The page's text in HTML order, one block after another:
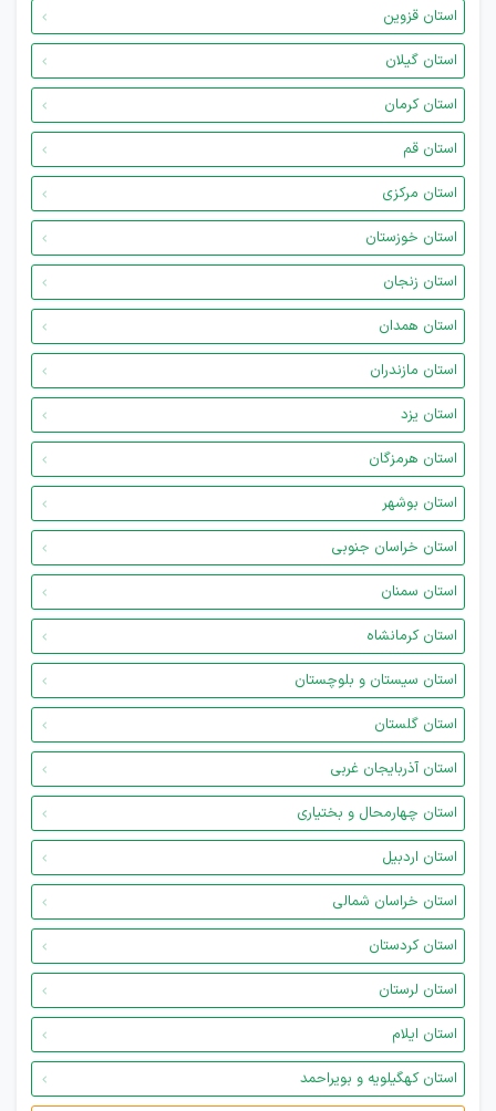
استان قزوین
استان گیلان
استان کرمان
استان قم
استان مرکزی
استان خوزستان
استان زنجان
استان همدان
استان مازندران
استان یزد
استان هرمزگان
استان بوشهر
استان خراسان جنوبی
استان سمنان
استان کرمانشاه
استان سیستان و بلوچستان
استان گلستان
استان آذربایجان غربی
استان چهارمحال و بختیاری
استان اردبیل
استان خراسان شمالی
استان کردستان
استان لرستان
استان ایلام
استان کهگیلویه و بویراحمد